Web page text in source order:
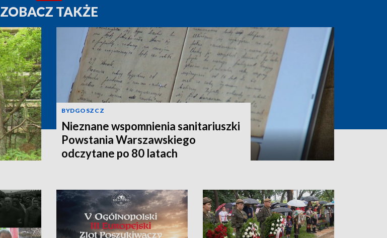
ZOBACZ TAKŻE
BYDGOSZCZ
Nieznane wspomnienia sanitariuszki
Powstania Warszawskiego
odczytane po 80 latach